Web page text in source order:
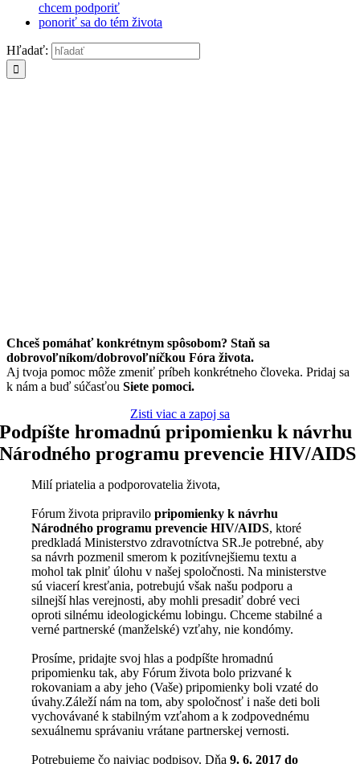
chcem podporiť
ponoriť sa do tém života
Hľadať:
Chceš pomáhať konkrétnym spôsobom? Staň sa
dobrovoľníkom/dobrovoľníčkou Fóra života.
Aj tvoja pomoc môže zmeniť príbeh konkrétneho človeka. Pridaj sa
k nám a buď súčasťou Siete pomoci.
Zisti viac a zapoj sa
Podpíšte hromadnú pripomienku k návrhu
Národného programu prevencie HIV/AIDS
Milí priatelia a podporovatelia života,
Fórum života pripravilopripomienky k návrhu
Národného programu prevencie HIV/AIDS, ktoré
predkladá Ministerstvo zdravotníctva SR.Je potrebné, aby
sa návrh pozmenil smerom k pozitívnejšiemu textu a
mohol tak plniť úlohu v našej spoločnosti. Na ministerstve
sú viacerí kresťania, potrebujú však našu podporu a
silnejší hlas verejnosti, aby mohli presadiť dobré veci
oproti silnému ideologickému lobingu. Chceme stabilné a
verné partnerské (manželské) vzťahy, nie kondómy.
Prosíme, pridajte svoj hlas a podpíšte hromadnú
pripomienku tak, aby Fórum života bolo prizvané k
rokovaniam a aby jeho (Vaše) pripomienky boli vzaté do
úvahy.Záleží nám na tom, aby spoločnosť i naše deti boli
vychovávané k stabilným vzťahom a k zodpovednému
sexuálnemu správaniu vrátane partnerskej vernosti.
Potrebujeme čo najviac podpisov. Dňa9. 6. 2017 do